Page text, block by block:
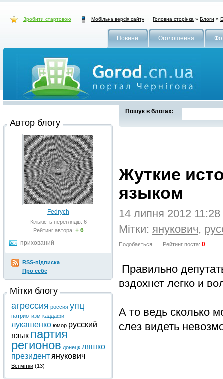
Зробити стартовою Мобільна версія сайту Головна сторінка » Блоги »
Новини Оголошення
Пошук в блогах:
Жуткие
языком
14 липня 2012
Мітки: янукович,
Подобається Рейтинг поста: 0
Правильно
вздохнет легко и
А то ведь сколько
слез видеть
Автор блогу
Fedrych
Кількість переглядів: 6
Рейтинг автора: + 6
прихований
RSS-підписка
Про себе
Мітки блогу
агрессия россия упц
патриотизм каддафи
лукашенко юмор русский
язык партия
регионов донецк ляшко
президент янукович
Всі мітки (13)